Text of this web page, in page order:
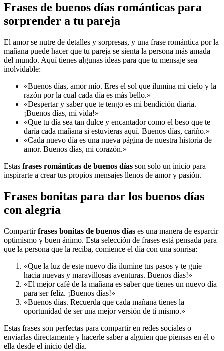
Frases de buenos días románticas para
sorprender a tu pareja
El amor se nutre de detalles y sorpresas, y una frase romántica por la
mañana puede hacer que tu pareja se sienta la persona más amada
del mundo. Aquí tienes algunas ideas para que tu mensaje sea
inolvidable:
«Buenos días, amor mío. Eres el sol que ilumina mi cielo y la
razón por la cual cada día es más bello.»
«Despertar y saber que te tengo es mi bendición diaria.
¡Buenos días, mi vida!»
«Que tu día sea tan dulce y encantador como el beso que te
daría cada mañana si estuvieras aquí. Buenos días, cariño.»
«Cada nuevo día es una nueva página de nuestra historia de
amor. Buenos días, mi corazón.»
Estas frases románticas de buenos días son solo un inicio para
inspirarte a crear tus propios mensajes llenos de amor y pasión.
Frases bonitas para dar los buenos días
con alegría
Compartirfrases bonitas de buenos días es una manera de esparcir
optimismo y buen ánimo. Esta selección de frases está pensada para
que la persona que la reciba, comience el día con una sonrisa:
«Que la luz de este nuevo día ilumine tus pasos y te guíe
hacia nuevas y maravillosas aventuras. Buenos días!»
«El mejor café de la mañana es saber que tienes un nuevo día
para ser feliz. ¡Buenos días!»
«Buenos días. Recuerda que cada mañana tienes la
oportunidad de ser una mejor versión de ti mismo.»
Estas frases son perfectas para compartir en redes sociales o
enviarlas directamente y hacerle saber a alguien que piensas en él o
ella desde el inicio del día.